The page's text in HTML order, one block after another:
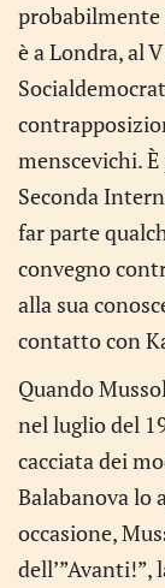
probabilmente
è a Londra, al
menscevichi.
Seconda
far parte
convegno
alla sua
contatto con
Quando
nel luglio del
cacciata dei
Balabanova lo
occasione,
dell’”Avanti!”,